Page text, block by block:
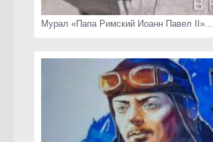
часы Киева
Мурал «Папа Римский Иоанн Павел II»...